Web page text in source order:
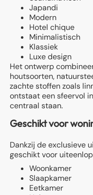
Japandi
Modern
Hotel chique
Minimalistisch
Klassiek
Luxe design
Het ontwerp
houtsoorten,
zachte stoffen zoals
ontstaat een sfeervol
centraal staan.
Geschikt voor
Dankzij de exclusieve
geschikt voor
Woonkamer
Slaapkamer
Eetkamer